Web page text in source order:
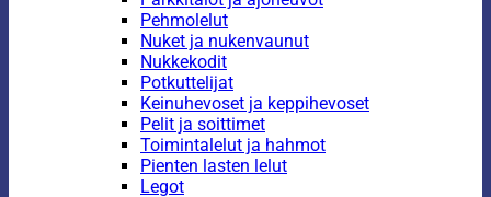
Pehmolelut
Nuket ja nukenvaunut
Nukkekodit
Potkuttelijat
Keinuhevoset ja keppihevoset
Pelit ja soittimet
Toimintalelut ja hahmot
Pienten lasten lelut
Legot